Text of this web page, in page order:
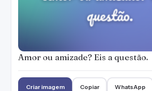
Amor ou amizade? Eis a questão.
Criar imagem Copiar WhatsApp